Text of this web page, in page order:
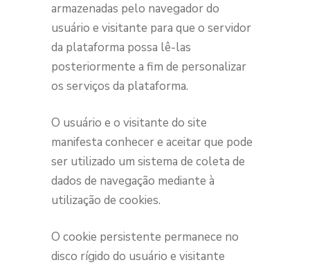
armazenadas pelo navegador do
usuário e visitante para que o servidor
da plataforma possa lê-las
posteriormente a fim de personalizar
os serviços da plataforma.
O usuário e o visitante do site
manifesta conhecer e aceitar que pode
ser utilizado um sistema de coleta de
dados de navegação mediante à
utilização de cookies.
O cookie persistente permanece no
disco rígido do usuário e visitante